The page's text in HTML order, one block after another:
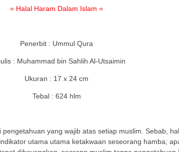
= Halal Haram Dalam Islam =
Penerbit : Ummul Qura
: Muhammad bin Sahlih Al-Utsaimin
Ukuran : 17 x 24 cm
Tebal : 624 hlm
yang wajib atas setiap muslim. Sebab,
utama utama ketakwaan seseorang hamba;